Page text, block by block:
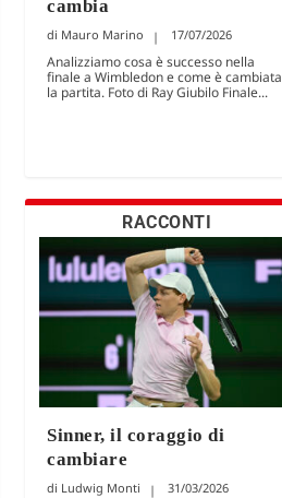
cambia
Mauro Marino 17/07/2026
Analizziamo cosa è successo nella
finale a Wimbledon e come è cambiata
la partita. Foto di Ray Giubilo Finale...
RACCONTI
Sinner, il coraggio di
cambiare
Ludwig Monti 31/03/2026